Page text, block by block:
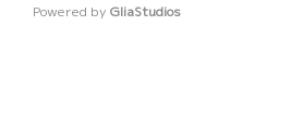
Powered by GliaStudios